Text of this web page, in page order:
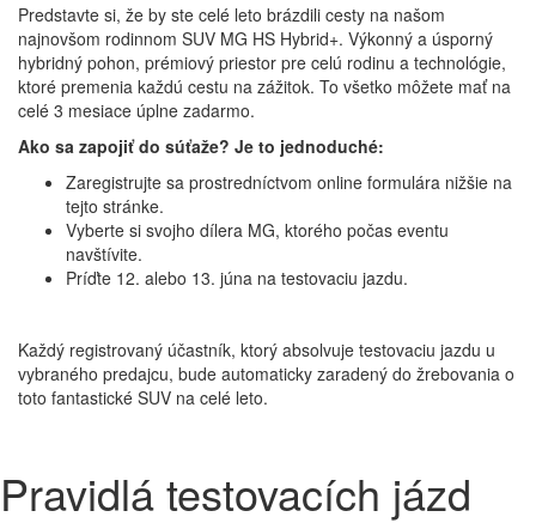
Predstavte si, že by ste celé leto brázdili cesty na našom
najnovšom rodinnom SUV MG HS Hybrid+. Výkonný a úsporný
hybridný pohon, prémiový priestor pre celú rodinu a technológie,
ktoré premenia každú cestu na zážitok. To všetko môžete mať na
celé 3 mesiace úplne zadarmo.
Ako sa zapojiť do súťaže? Je to jednoduché:
Zaregistrujte sa prostredníctvom online formulára nižšie na
tejto stránke.
Vyberte si svojho dílera MG, ktorého počas eventu
navštívite.
Príďte 12. alebo 13. júna na testovaciu jazdu.
Každý registrovaný účastník, ktorý absolvuje testovaciu jazdu u
vybraného predajcu, bude automaticky zaradený do žrebovania o
toto fantastické SUV na celé leto.
Pravidlá testovacích jázd